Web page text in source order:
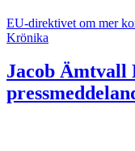
EU-direktivet om mer
Krönika
Jacob Ämtvall